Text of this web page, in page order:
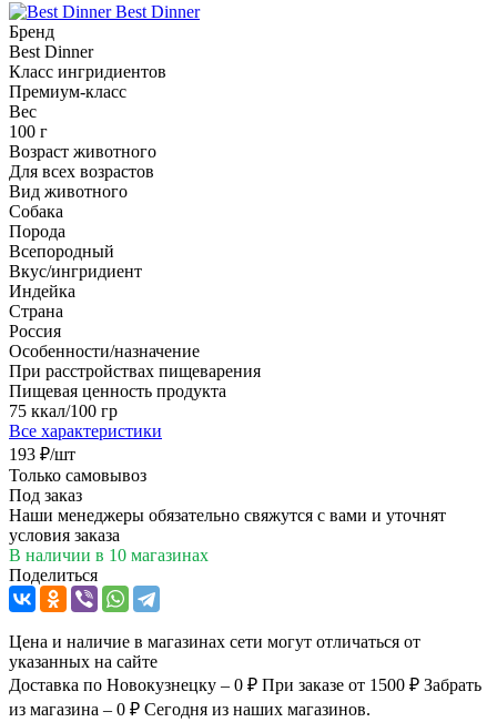
Best Dinner
Бренд
Best Dinner
Класс ингридиентов
Премиум-класс
Вес
100 г
Возраст животного
Для всех возрастов
Вид животного
Собака
Порода
Всепородный
Вкус/ингридиент
Индейка
Страна
Россия
Особенности/назначение
При расстройствах пищеварения
Пищевая ценность продукта
75 ккал/100 гр
Все характеристики
193 ₽/шт
Только самовывоз
Под заказ
Наши менеджеры обязательно свяжутся с вами и уточнят
условия заказа
В наличии в 10 магазинах
Поделиться
Цена и наличие в магазинах сети могут отличаться от
указанных на сайте
Доставка по Новокузнецку – 0 ₽ При заказе от 1500 ₽ Забрать
из магазина – 0 ₽ Сегодня из наших магазинов.